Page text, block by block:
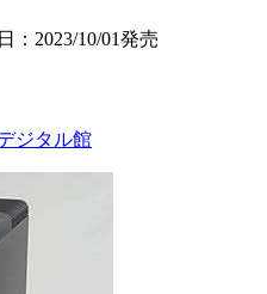
：2023/10/01発売
ジタル館